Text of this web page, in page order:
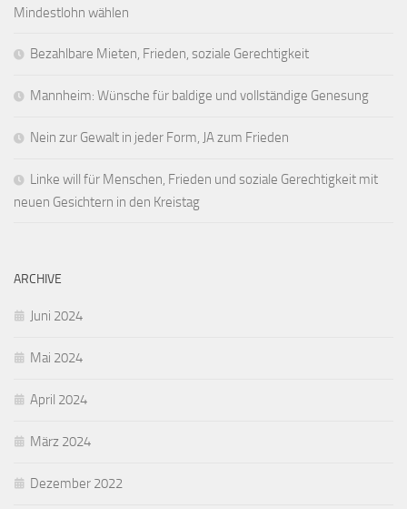
Mindestlohn wählen
Bezahlbare Mieten, Frieden, soziale Gerechtigkeit
Mannheim: Wünsche für baldige und vollständige Genesung
Nein zur Gewalt in jeder Form, JA zum Frieden
Linke will für Menschen, Frieden und soziale Gerechtigkeit mit
neuen Gesichtern in den Kreistag
ARCHIVE
Juni 2024
Mai 2024
April 2024
März 2024
Dezember 2022